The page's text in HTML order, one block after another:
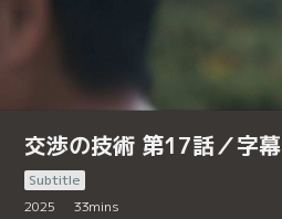
交渉の技術 第17話／字幕
Subtitle
2025
33mins